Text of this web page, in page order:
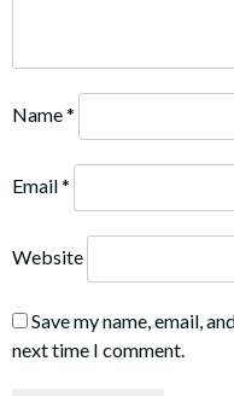
Name*
Email*
Website
Save my name, email,
next time I comment.